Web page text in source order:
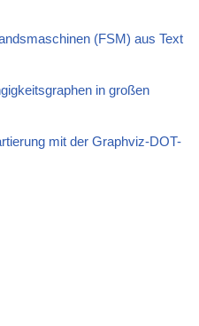
(FSM) aus Text
in großen
mit der Graphviz-DOT-